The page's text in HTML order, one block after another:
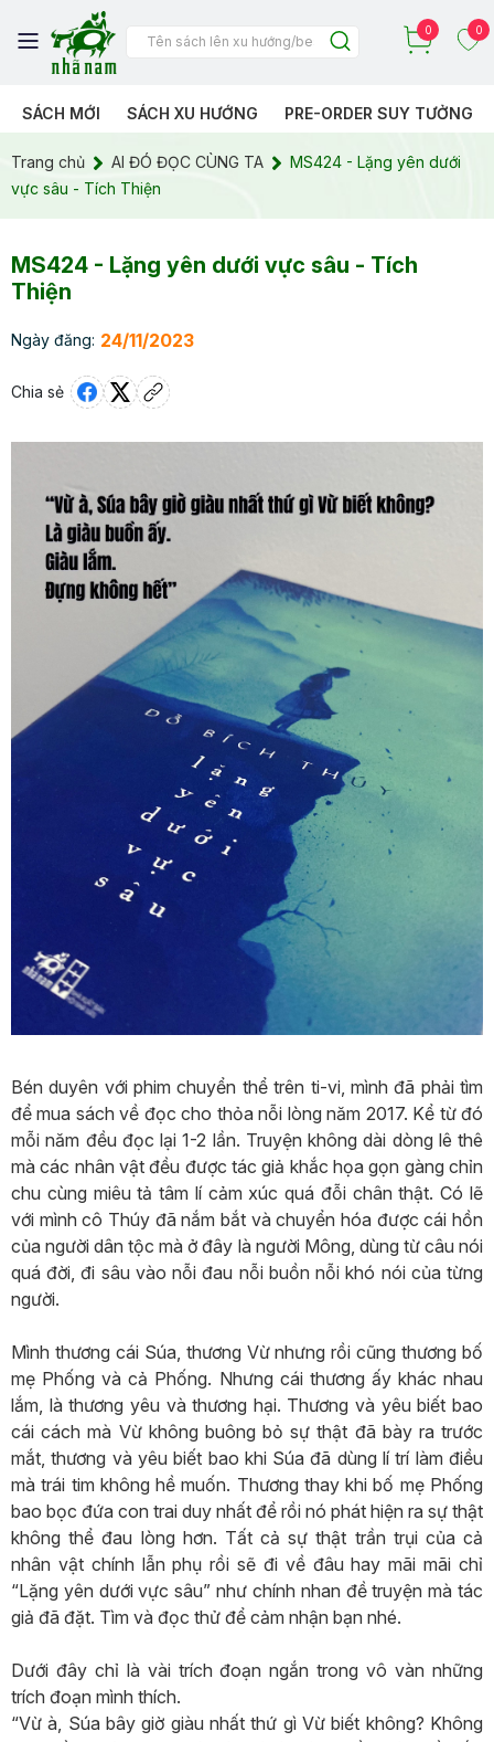
0 0
SÁCH MỚI SÁCH XU HƯỚNG PRE-ORDER SUY TƯỞNG
Trang chủ AI ĐÓ ĐỌC CÙNG TA
MS424 - Lặng yên dưới
vực sâu - Tích Thiện
MS424 - Lặng yên dưới vực sâu - Tích
Thiện
Ngày đăng: 24/11/2023
Chia sẻ
Bén duyên với phim chuyển thể trên ti-vi, mình đã phải tìm
để mua sách về đọc cho thỏa nỗi lòng năm 2017. Kể từ đó
mỗi năm đều đọc lại 1-2 lần. Truyện không dài dòng lê thê
mà các nhân vật đều được tác giả khắc họa gọn gàng chỉn
chu cùng miêu tả tâm lí cảm xúc quá đỗi chân thật. Có lẽ
với mình cô Thúy đã nắm bắt và chuyển hóa được cái hồn
của người dân tộc mà ở đây là người Mông, dùng từ câu nói
quá đời, đi sâu vào nỗi đau nỗi buồn nỗi khó nói của từng
người.
Mình thương cái Súa, thương Vừ nhưng rồi cũng thương bố
mẹ Phống và cả Phống. Nhưng cái thương ấy khác nhau
lắm, là thương yêu và thương hại. Thương và yêu biết bao
cái cách mà Vừ không buông bỏ sự thật đã bày ra trước
mắt, thương và yêu biết bao khi Súa đã dùng lí trí làm điều
mà trái tim không hề muốn. Thương thay khi bố mẹ Phống
bao bọc đứa con trai duy nhất để rồi nó phát hiện ra sự thật
không thể đau lòng hơn. Tất cả sự thật trần trụi của cả
nhân vật chính lẫn phụ rồi sẽ đi về đâu hay mãi mãi chỉ
“Lặng yên dưới vực sâu” như chính nhan đề truyện mà tác
giả đã đặt. Tìm và đọc thử để cảm nhận bạn nhé.
Dưới đây chỉ là vài trích đoạn ngắn trong vô vàn những
trích đoạn mình thích.
“Vừ à, Súa bây giờ giàu nhất thứ gì Vừ biết không? Không